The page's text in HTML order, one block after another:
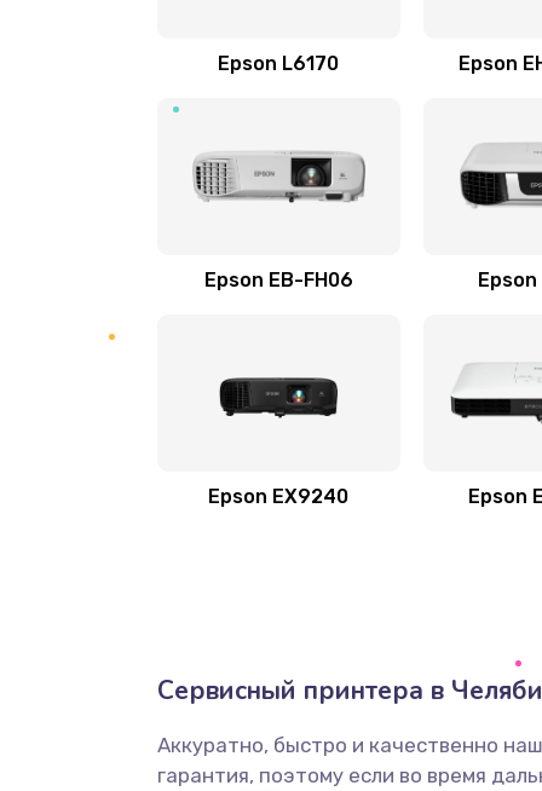
Замена / ремонт
Epson L6170 Epson
Epson EB-FH06 Epson
Epson EX9240 Epson
Сервисный принтера в
Аккуратно, быстро и качественно
гарантия, поэтому если во время